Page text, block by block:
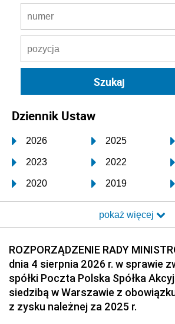
Dziennik Ustaw
2026 2025
2023 2022
2020 2019
2017 2016
2014 2013
2011 2010
2008 2007
2005 2004
2002 2001
pokaż więcej
ROZPORZĄDZENIE RADY
dnia 4 sierpnia 2026 r. w sprawie
spółki Poczta Polska Spółka
siedzibą w Warszawie z
z zysku należnej za 2025 r.